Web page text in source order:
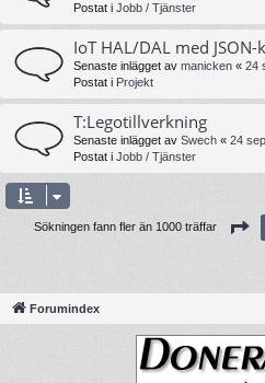
Postat i Jobb / Tjänster
IoT HAL/DAL med
Senaste inlägget av manicken « 24
Postat i Projekt
T:Legotillverkning
Senaste inlägget av Swech « 24
Postat i Jobb / Tjänster
Sökningen fann fler än 1000 träffar
Forumindex